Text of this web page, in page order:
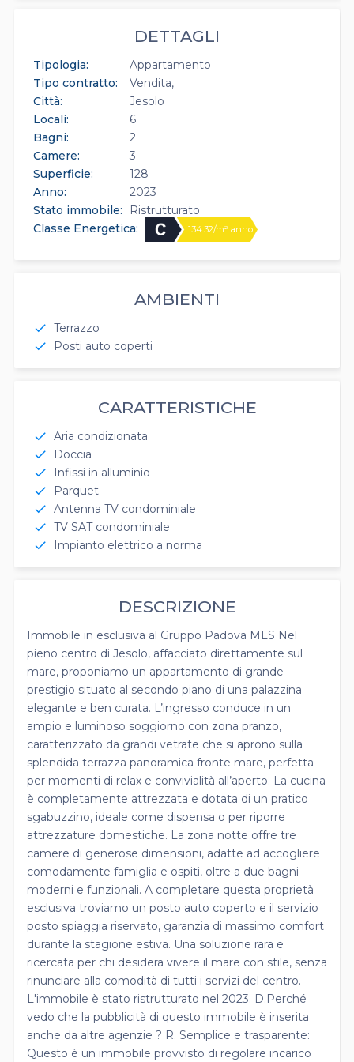
DETTAGLI
Tipologia:
Appartamento
Tipo contratto:
Vendita
Città:
Jesolo
Locali:
6
Bagni:
2
Camere:
3
Superficie:
128
Anno:
2023
Stato immobile:
Ristrutturato
Classe Energetica:
134.32/m² anno
AMBIENTI
check Terrazzo
check
Posti auto coperti
CARATTERISTICHE
check Aria condizionata
check
Doccia
check
Infissi in alluminio
check
Parquet
check Antenna TV condominiale
check TV SAT condominiale
check
Impianto elettrico a norma
DESCRIZIONE
Immobile in esclusiva al Gruppo Padova MLS Nel
pieno centro di Jesolo, affacciato direttamente sul
mare, proponiamo un appartamento di grande
prestigio situato al secondo piano di una palazzina
elegante e ben curata. L’ingresso conduce in un
ampio e luminoso soggiorno con zona pranzo,
caratterizzato da grandi vetrate che si aprono sulla
splendida terrazza panoramica fronte mare, perfetta
per momenti di relax e convivialità all’aperto. La cucina
è completamente attrezzata e dotata di un pratico
sgabuzzino, ideale come dispensa o per riporre
attrezzature domestiche. La zona notte offre tre
camere di generose dimensioni, adatte ad accogliere
comodamente famiglia e ospiti, oltre a due bagni
moderni e funzionali. A completare questa proprietà
esclusiva troviamo un posto auto coperto e il servizio
posto spiaggia riservato, garanzia di massimo comfort
durante la stagione estiva. Una soluzione rara e
ricercata per chi desidera vivere il mare con stile, senza
rinunciare alla comodità di tutti i servizi del centro.
L'immobile è stato ristrutturato nel 2023. D.Perché
vedo che la pubblicità di questo immobile è inserita
anche da altre agenzie ? R. Semplice e trasparente:
Questo è un immobile provvisto di regolare incarico